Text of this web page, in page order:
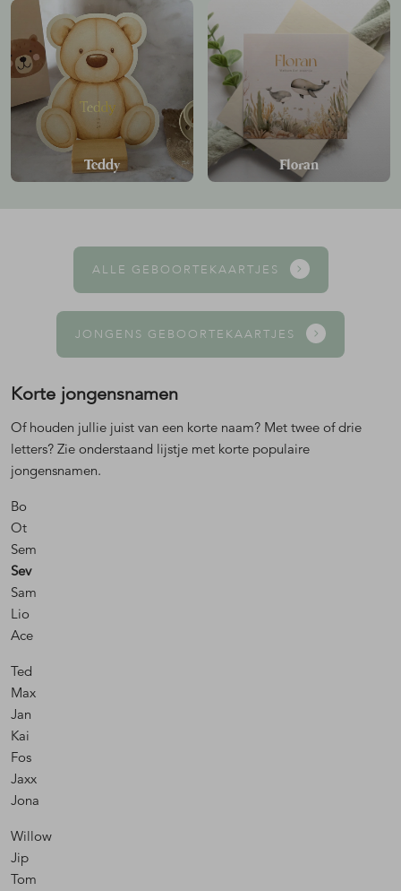
Teddy Floran
ALLE GEBOORTEKAARTJES
JONGENS GEBOORTEKAARTJES
Korte jongensnamen
Of houden jullie juist van een korte naam? Met twee of drie
letters? Zie onderstaand lijstje met korte populaire
jongensnamen.
Bo
Ot
Sem
Sev
Sam
Lio
Ace
Ted
Max
Jan
Kai
Fos
Jaxx
Jona
Willow
Jip
Tom